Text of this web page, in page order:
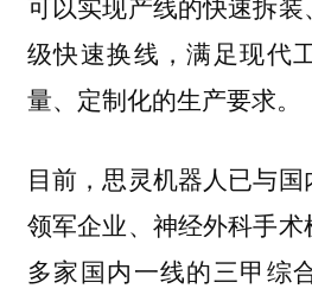
级快速换线，满足现代
量、定制化的生产要求。
目前，思灵机器人已与
领军企业、神经外科手术
多家国内一线的三甲综